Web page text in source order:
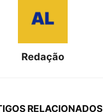
Redação
RELACIONADOS